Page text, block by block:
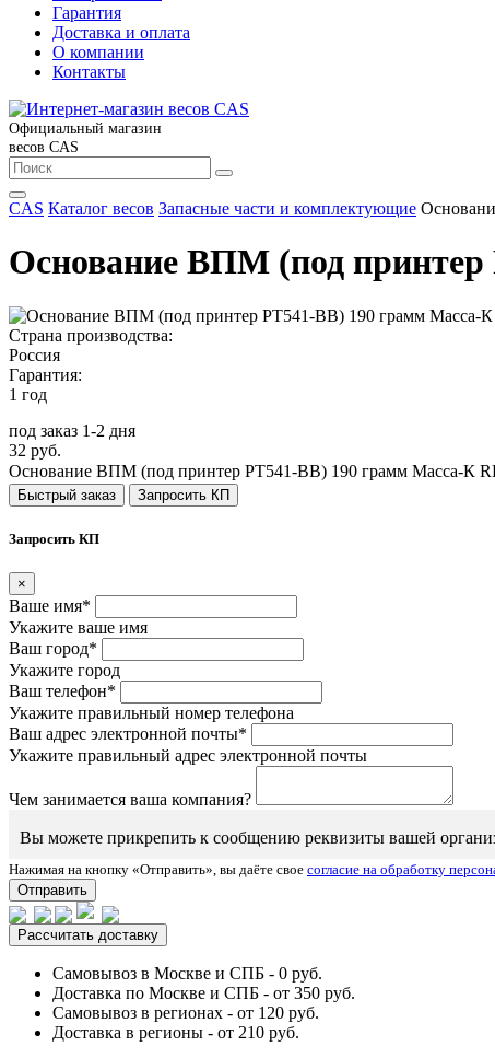
Гарантия
Доставка и оплата
О компании
Контакты
Официальный магазин
весов CAS
CAS Каталог весов Запасные части и комплектующие
Основание ВПМ (под
Страна производства:
Россия
Гарантия:
1 год
под заказ 1-2 дня
32 руб.
Основание ВПМ (под принтер РТ541-BB) 190 грамм Масса-К
Быстрый заказ
Запросить КП
Запросить КП
×
Ваше имя*
Укажите ваше имя
Ваш город*
Укажите город
Ваш телефон*
Укажите правильный номер телефона
Ваш адрес электронной почты*
Укажите правильный адрес электронной почты
Чем занимается ваша компания?
Вы можете прикрепить к сообщению реквизиты вашей
Нажимая на кнопку «Отправить», вы даёте свое согласие на обработку
Отправить
Рассчитать доставку
Самовывоз в Москве и СПБ - 0 руб.
Доставка по Москве и СПБ - от 350 руб.
Самовывоз в регионах - от 120 руб.
Доставка в регионы - от 210 руб.